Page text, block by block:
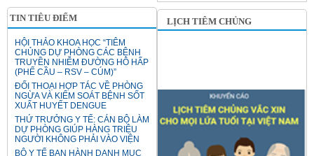
TIN TIÊU ĐIỂM
HỘI THẢO KHOA HỌC “TIÊM
CHỦNG DỰ PHÒNG CÁC BỆNH
TRUYỀN NHIỄM ĐƯỜNG HÔ HẤP
(PHẾ CẦU – RSV – CÚM)”
ĐỐI THOẠI HỢP TÁC VỀ PHÒNG
NGỪA VÀ KIỂM SOÁT BỆNH SỐT
XUẤT HUYẾT DENGUE
THỨ TRƯỞNG Y TẾ: CÁN BỘ LÀM
DỰ PHÒNG GIÚP HÀNG TRIỆU
NGƯỜI KHÔNG PHẢI VÀO VIỆN
BỘ Y TẾ BAN HÀNH DANH MỤC
LỊCH TIÊM CHỦNG